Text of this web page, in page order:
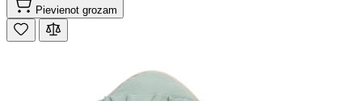
Pievienot grozam